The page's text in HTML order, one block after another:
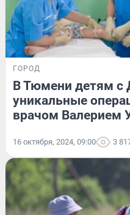
ГОРОД
В Тюмени детям с
уникальные
врачом Валерием
16 октября, 2024, 09:00 3